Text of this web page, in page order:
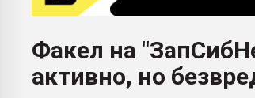
пластмасс
ситуацией на строительном рынке
Всё, что касается выдува ПЭТ
бутылок
Факел на
активно, но